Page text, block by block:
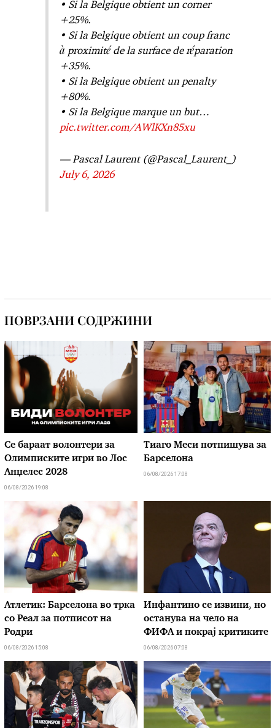
• Si la Belgique obtient un corner
+25%.
• Si la Belgique obtient un coup franc
à proximité de la surface de réparation
+35%.
• Si la Belgique obtient un penalty
+80%.
• Si la Belgique marque un but…
pic.twitter.com/AWlKXn85xu
— Pascal Laurent (@Pascal_Laurent_)
July 6, 2026
ПОВРЗАНИ СОДРЖИНИ
Се бараат волонтери за
Олимписките игри во Лос
Анџелес 2028
06/08/2026 19:08
Тиаго Меси потпишува за
Барселона
06/08/2026 17:08
Атлетик: Барселона во трка
со Реал за потписот на
Родри
06/08/2026 15:08
Инфантино се извини, но
останува на чело на
ФИФА и покрај критиките
06/08/2026 07:08